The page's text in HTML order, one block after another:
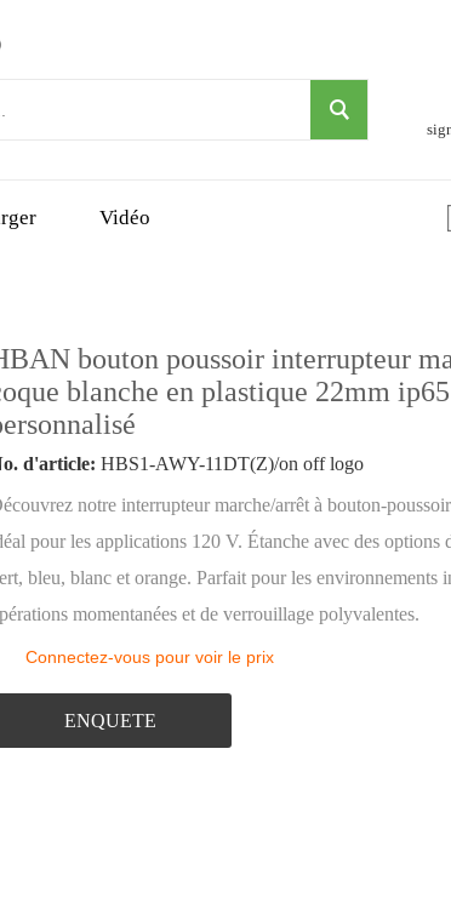
Vidéo
bouton poussoir interrupteur
blanche en plastique 22mm
d'article: HBS1-AWY-11DT(Z)/on off logo
notre interrupteur marche/arrêt à bouton-
pour les applications 120 V. Étanche avec des options
bleu, blanc et orange. Parfait pour les environnements
momentanées et de verrouillage polyvalentes.
Connectez-vous pour voir le prix
ENQUETE